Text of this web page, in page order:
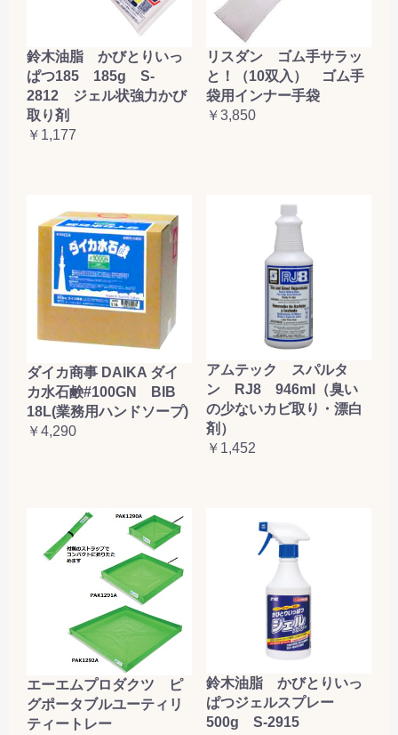
鈴木油脂 かびとりいっ
ぱつ185 185g S-
2812 ジェル状強力かび
取り剤
￥1,177
リスダン ゴム手サラッ
と！（10双入） ゴム手
袋用インナー手袋
￥3,850
ダイカ商事 DAIKA ダイ
カ水石鹸#100GN BIB
18L(業務用ハンドソープ)
￥4,290
アムテック スパルタ
ン RJ8 946ml（臭い
の少ないカビ取り・漂白
剤）
￥1,452
エーエムプロダクツ ピ
グポータブルユーティリ
ティートレー
鈴木油脂 かびとりいっ
ぱつジェルスプレー
500g S-2915